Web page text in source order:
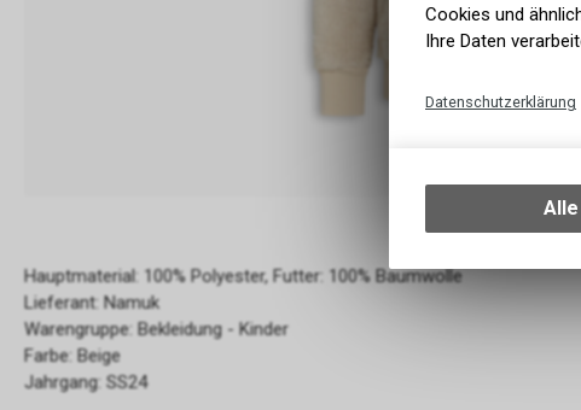
Hauptmaterial: 100% Polyester, Futter: 100% Baumwolle
Lieferant: Namuk
Warengruppe: Bekleidung - Kinder
Farbe: Beige
Jahrgang: SS24
Cookies und
Ihre Daten
Datenschutzerklärung